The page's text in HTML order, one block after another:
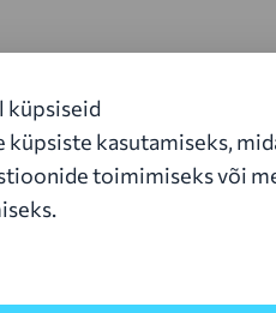
küpsiseid
kasutamiseks,
toimimiseks või